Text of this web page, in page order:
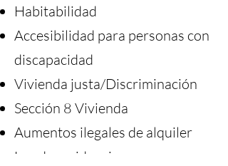
Habitabilidad
Accesibilidad para personas con
discapacidad
Vivienda justa/Discriminación
Sección 8 Vivienda
Aumentos ilegales de alquiler
Ley de residencia en casas